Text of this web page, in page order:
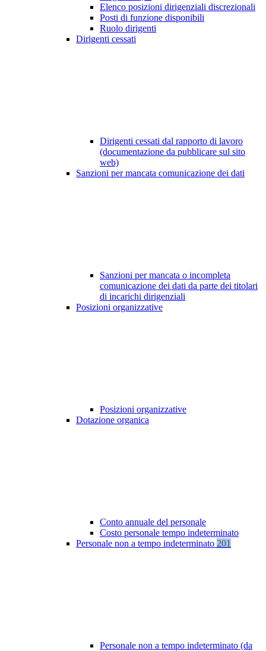
Elenco posizioni dirigenziali discrezionali
Posti di funzione disponibili
Ruolo dirigenti
Dirigenti cessati
Dirigenti cessati dal rapporto di lavoro
(documentazione da pubblicare sul sito
web)
Sanzioni per mancata comunicazione dei dati
Sanzioni per mancata o incompleta
comunicazione dei dati da parte dei titolari
di incarichi dirigenziali
Posizioni organizzative
Posizioni organizzative
Dotazione organica
Conto annuale del personale
Costo personale tempo indeterminato
Personale non a tempo indeterminato 201
Personale non a tempo indeterminato (da